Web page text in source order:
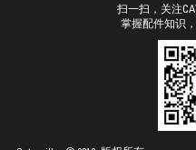
扫一扫，关注
掌握配件知识